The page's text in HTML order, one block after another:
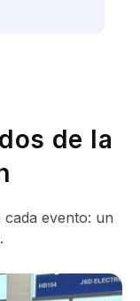
de la
evento: un